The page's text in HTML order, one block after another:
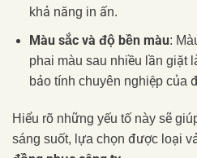
khả năng in ấn.
Màu sắc và độ bền màu:
phai màu sau nhiều lần giặt
bảo tính chuyên nghiệp của
Hiểu rõ những yếu tố này sẽ
sáng suốt, lựa chọn được loại